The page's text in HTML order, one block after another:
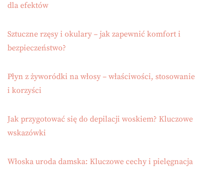
dla efektów
Sztuczne rzęsy i okulary – jak zapewnić komfort i
bezpieczeństwo?
Płyn z żyworódki na włosy – właściwości, stosowanie
i korzyści
Jak przygotować się do depilacji woskiem? Kluczowe
wskazówki
Włoska uroda damska: Kluczowe cechy i pielęgnacja